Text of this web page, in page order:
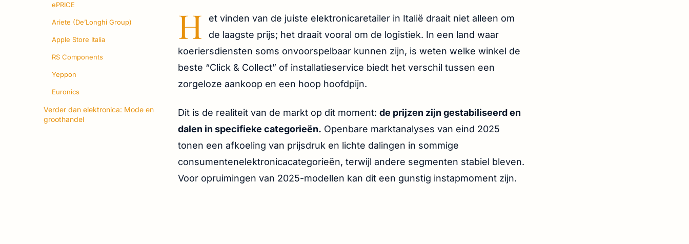
ePRICE
Ariete (De’Longhi Group)
Apple Store Italia
RS Components
Yeppon
Euronics
Verder dan elektronica: Mode en
groothandel
H
et vinden van de juiste elektronicaretailer in Italië draait niet alleen om
de laagste prijs; het draait vooral om de logistiek. In een land waar
koeriersdiensten soms onvoorspelbaar kunnen zijn, is weten welke winkel de
beste “Click & Collect” of installatieservice biedt het verschil tussen een
zorgeloze aankoop en een hoop hoofdpijn.
Dit is de realiteit van de markt op dit moment:de prijzen zijn gestabiliseerd en
dalen in specifieke categorieën. Openbare marktanalyses van eind 2025
tonen een afkoeling van prijsdruk en lichte dalingen in sommige
consumentenelektronicacategorieën, terwijl andere segmenten stabiel bleven.
Voor opruimingen van 2025-modellen kan dit een gunstig instapmoment zijn.